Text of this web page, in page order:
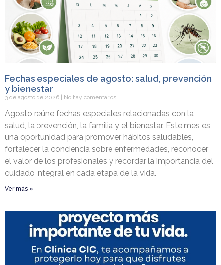
Fechas especiales de agosto: salud, prevención
y bienestar
3 de agosto de 2026 No hay comentarios
Agosto reúne fechas especiales relacionadas con la
salud, la prevención, la familia y el bienestar. Este mes es
una oportunidad para promover hábitos saludables,
fortalecer la conciencia sobre enfermedades, reconocer
el valor de los profesionales y recordar la importancia del
cuidado integral en cada etapa de la vida.
Ver más »